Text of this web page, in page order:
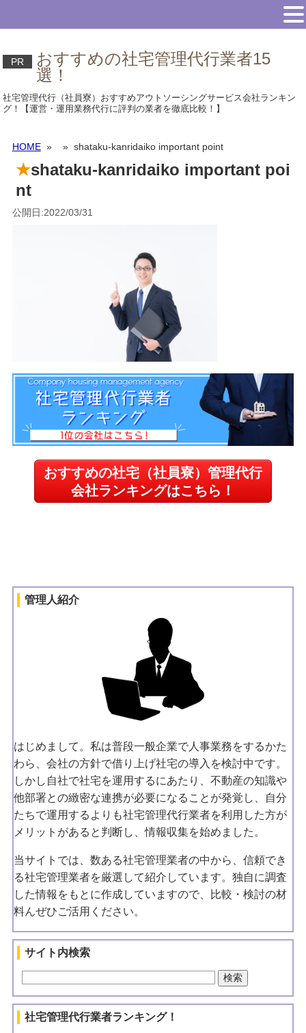
PR
おすすめの社宅管理代行業者15
選！
社宅管理代行（社員寮）おすすめアウトソーシングサービス会社ランキン
グ！【運営・運用業務代行に評判の業者を徹底比較！】
HOME» » shataku-kanridaiko important point
shataku-kanridaiko important poi
nt
公開日:2022/03/31
おすすめの社宅（社員寮）管理代行
会社ランキングはこちら！
管理人紹介
はじめまして。私は普段一般企業で人事業務をするかた
わら、会社の方針で借り上げ社宅の導入を検討中です。
しかし自社で社宅を運用するにあたり、不動産の知識や
他部署との緻密な連携が必要になることが発覚し、自分
たちで運用するよりも社宅管理代行業者を利用した方が
メリットがあると判断し、情報収集を始めました。
当サイトでは、数ある社宅管理業者の中から、信頼でき
る社宅管理業者を厳選して紹介しています。独自に調査
した情報をもとに作成していますので、比較・検討の材
料んぜひご活用ください。
サイト内検索
社宅管理代行業者ランキング！